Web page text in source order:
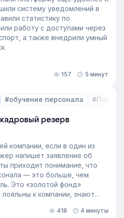
систему уведомлений в
статистику по
работу с доступами через
а также внедрили умный
157 5 минут
#обучение персонала
резерв
компании, если в один из
напишет заявление об
приходит понимание, что
— это больше, чем
Это «золотой фонд»
к компании, знают
Не у каждой компании
418 4 минуты